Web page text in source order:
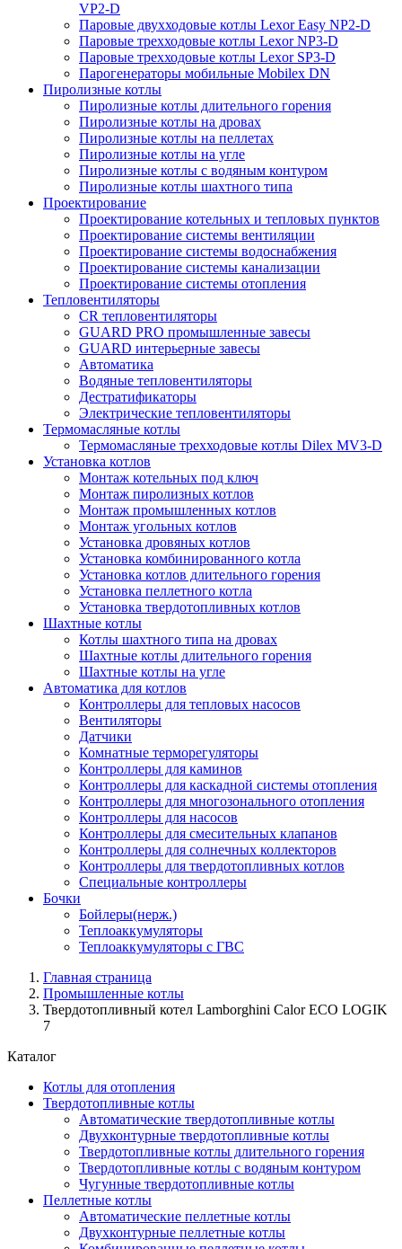
VP2-D
Паровые двухходовые котлы Lexor Easy NP2-D
Паровые трехходовые котлы Lexor NP3-D
Паровые трехходовые котлы Lexor SP3-D
Парогенераторы мобильные Mobilex DN
Пиролизные котлы
Пиролизные котлы длительного горения
Пиролизные котлы на дровах
Пиролизные котлы на пеллетах
Пиролизные котлы на угле
Пиролизные котлы с водяным контуром
Пиролизные котлы шахтного типа
Проектирование
Проектирование котельных и тепловых пунктов
Проектирование системы вентиляции
Проектирование системы водоснабжения
Проектирование системы канализации
Проектирование системы отопления
Тепловентиляторы
CR тепловентиляторы
GUARD PRO промышленные завесы
GUARD интерьерные завесы
Автоматика
Водяные тепловентиляторы
Дестратификаторы
Электрические тепловентиляторы
Термомасляные котлы
Термомасляные трехходовые котлы Dilex MV3-D
Установка котлов
Монтаж котельных под ключ
Монтаж пиролизных котлов
Монтаж промышленных котлов
Монтаж угольных котлов
Установка дровяных котлов
Установка комбинированного котла
Установка котлов длительного горения
Установка пеллетного котла
Установка твердотопливных котлов
Шахтные котлы
Котлы шахтного типа на дровах
Шахтные котлы длительного горения
Шахтные котлы на угле
Автоматика для котлов
Контроллеры для тепловых насосов
Вентиляторы
Датчики
Комнатные терморегуляторы
Контроллеры для каминов
Контроллеры для каскадной системы отопления
Контроллеры для многозонального отопления
Контроллеры для насосов
Контроллеры для смесительных клапанов
Контроллеры для солнечных коллекторов
Контроллеры для твердотопливных котлов
Специальные контроллеры
Бочки
Бойлеры(нерж.)
Теплоаккумуляторы
Теплоаккумуляторы с ГВС
Главная страница
Промышленные котлы
Твердотопливный котел Lamborghini Calor ECO LOGIK
7
Каталог
Котлы для отопления
Твердотопливные котлы
Автоматические твердотопливные котлы
Двухконтурные твердотопливные котлы
Твердотопливные котлы длительного горения
Твердотопливные котлы с водяным контуром
Чугунные твердотопливные котлы
Пеллетные котлы
Автоматические пеллетные котлы
Двухконтурные пеллетные котлы